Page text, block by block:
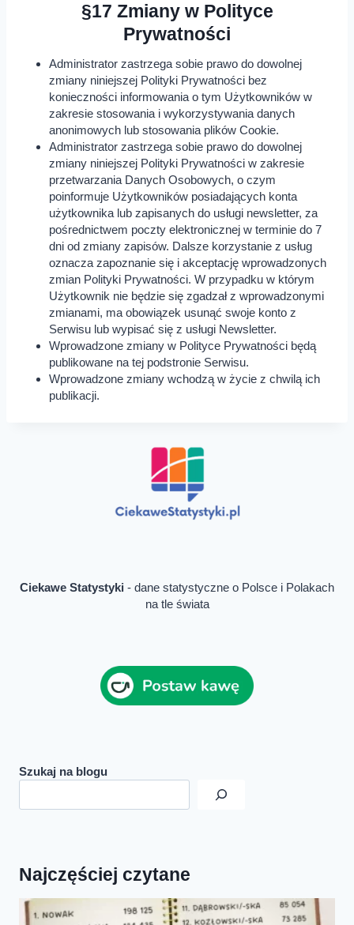
§17 Zmiany w Polityce
Prywatności
Administrator zastrzega sobie prawo do dowolnej
zmiany niniejszej Polityki Prywatności bez
konieczności informowania o tym Użytkowników w
zakresie stosowania i wykorzystywania danych
anonimowych lub stosowania plików Cookie.
Administrator zastrzega sobie prawo do dowolnej
zmiany niniejszej Polityki Prywatności w zakresie
przetwarzania Danych Osobowych, o czym
poinformuje Użytkowników posiadających konta
użytkownika lub zapisanych do usługi newsletter, za
pośrednictwem poczty elektronicznej w terminie do 7
dni od zmiany zapisów. Dalsze korzystanie z usług
oznacza zapoznanie się i akceptację wprowadzonych
zmian Polityki Prywatności. W przypadku w którym
Użytkownik nie będzie się zgadzał z wprowadzonymi
zmianami, ma obowiązek usunąć swoje konto z
Serwisu lub wypisać się z usługi Newsletter.
Wprowadzone zmiany w Polityce Prywatności będą
publikowane na tej podstronie Serwisu.
Wprowadzone zmiany wchodzą w życie z chwilą ich
publikacji.
Ciekawe Statystyki - dane statystyczne o Polsce i Polakach
na tle świata
Szukaj na blogu
Najczęściej czytane